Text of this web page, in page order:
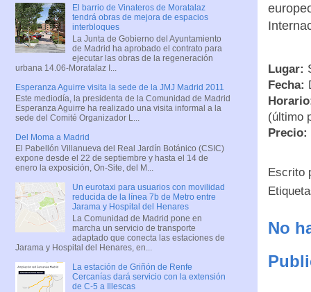
Lugar:
Fecha:
(último
Precio:
Escrito
No
El barrio de Vinateros de Moratalaz
tendrá obras de mejora de espacios
interbloques
La Junta de Gobierno del Ayuntamiento
de Madrid ha aprobado el contrato para
ejecutar las obras de la regeneración
urbana 14.06-Moratalaz I...
Esperanza Aguirre visita la sede de la JMJ Madrid 2011
Este mediodía, la presidenta de la Comunidad de Madrid
Esperanza Aguirre ha realizado una visita informal a la
sede del Comité Organizador L...
Del Moma a Madrid
El Pabellón Villanueva del Real Jardín Botánico (CSIC)
expone desde el 22 de septiembre y hasta el 14 de
enero la exposición, On-Site, del M...
Un eurotaxi para usuarios con movilidad
reducida de la línea 7b de Metro entre
Jarama y Hospital del Henares
La Comunidad de Madrid pone en
marcha un servicio de transporte
adaptado que conecta las estaciones de
Jarama y Hospital del Henares, en...
La estación de Griñón de Renfe
Cercanías dará servicio con la extensión
de C-5 a Illescas